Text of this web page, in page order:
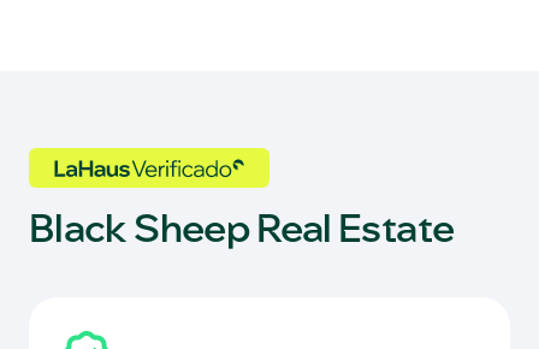
Black Sheep Real Estate